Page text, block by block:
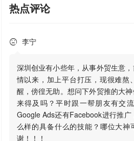
热点评论
 李宁
深圳创业有小些年，从事外贸生意
情以来，加上平台打压，现很难熬
醒，傍徨无助。想问下外贸推的大
来得及吗？平时跟一帮朋友有交
Google Ads还有Facebook进行推
么样的具备什么的技能？哪位大神
谢！！！